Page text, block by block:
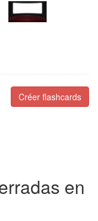
Créer flashcards
en